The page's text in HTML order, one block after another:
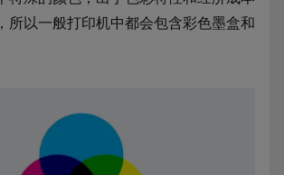
所以一般打印机中都会包含彩色墨盒和